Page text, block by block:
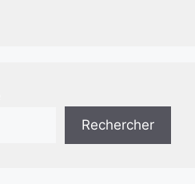
Rechercher